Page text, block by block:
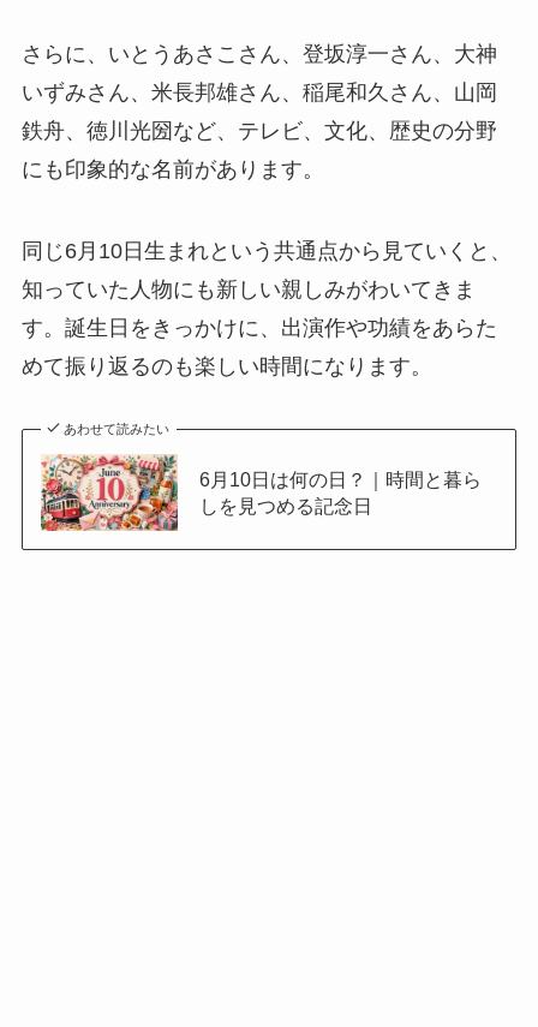
さらに、いとうあさこさん、登坂淳一さん、大神
いずみさん、米長邦雄さん、稲尾和久さん、山岡
鉄舟、徳川光圀など、テレビ、文化、歴史の分野
にも印象的な名前があります。
同じ6月10日生まれという共通点から見ていくと、
知っていた人物にも新しい親しみがわいてきま
す。誕生日をきっかけに、出演作や功績をあらた
めて振り返るのも楽しい時間になります。
あわせて読みたい
6月10日は何の日？｜時間と暮ら
しを見つめる記念日